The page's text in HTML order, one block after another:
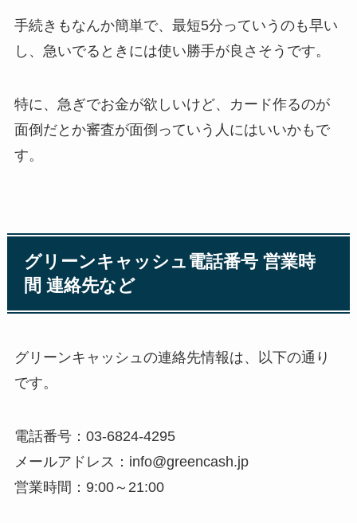
手続きもなんか簡単で、最短5分っていうのも早い
し、急いでるときには使い勝手が良さそうです。
特に、急ぎでお金が欲しいけど、カード作るのが
面倒だとか審査が面倒っていう人にはいいかもで
す。
グリーンキャッシュ電話番号 営業時
間 連絡先など
グリーンキャッシュの連絡先情報は、以下の通り
です。
電話番号：03-6824-4295
メールアドレス：info@greencash.jp
営業時間：9:00～21:00